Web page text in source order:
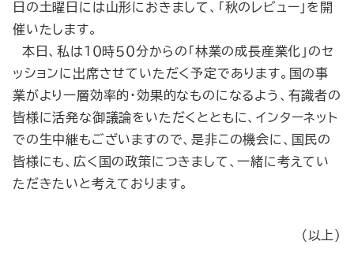
日の土曜日には山形におきまして、「秋のレビュー」を開
催いたします。
本日、私は１０時５０分からの「林業の成長産業化」のセ
ッションに出席させていただく予定であります。国の事
業がより一層効率的・効果的なものになるよう、有識者の
皆様に活発な御議論をいただくとともに、インターネット
での生中継もございますので、是非この機会に、国民の
皆様にも、広く国の政策につきまして、一緒に考えてい
ただきたいと考えております。
（以上）